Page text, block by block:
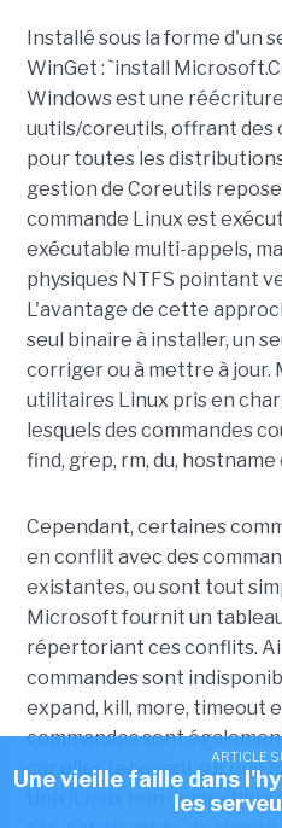
Installé sous la forme d'un
WinGet : `install
Windows est une
uutils/coreutils, offrant des
pour toutes les
gestion de Coreutils
commande Linux est
exécutable multi-appels,
physiques NTFS pointant
L'avantage de cette
seul binaire à installer, un
corriger ou à mettre à jour.
utilitaires Linux pris en
lesquels des commandes
find, grep, rm, du,
Cependant, certaines
en conflit avec des
existantes, ou sont tout
Microsoft fournit un
répertoriant ces conflits.
commandes sont
expand, kill, more, timeout
commandes sont
car elles reposent sur une
Unix/Linux non compatible
ARTICLE
Une vieille faille dans
les